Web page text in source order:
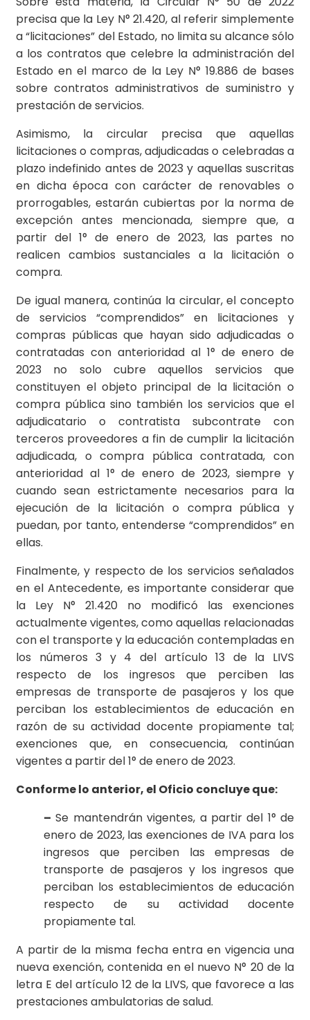
precisa que la Ley N° 21.420, al referir simplemente
a “licitaciones” del Estado, no limita su alcance sólo
a los contratos que celebre la administración del
Estado en el marco de la Ley N° 19.886 de bases
sobre contratos administrativos de suministro y
prestación de servicios.
Asimismo, la circular precisa que aquellas
licitaciones o compras, adjudicadas o celebradas a
plazo indefinido antes de 2023 y aquellas suscritas
en dicha época con carácter de renovables o
prorrogables, estarán cubiertas por la norma de
excepción antes mencionada, siempre que, a
partir del 1° de enero de 2023, las partes no
realicen cambios sustanciales a la licitación o
compra.
De igual manera, continúa la circular, el concepto
de servicios “comprendidos” en licitaciones y
compras públicas que hayan sido adjudicadas o
contratadas con anterioridad al 1° de enero de
2023 no solo cubre aquellos servicios que
constituyen el objeto principal de la licitación o
compra pública sino también los servicios que el
adjudicatario o contratista subcontrate con
terceros proveedores a fin de cumplir la licitación
adjudicada, o compra pública contratada, con
anterioridad al 1° de enero de 2023, siempre y
cuando sean estrictamente necesarios para la
ejecución de la licitación o compra pública y
puedan, por tanto, entenderse “comprendidos” en
ellas.
Finalmente, y respecto de los servicios señalados
en el Antecedente, es importante considerar que
la Ley N° 21.420 no modificó las exenciones
actualmente vigentes, como aquellas relacionadas
con el transporte y la educación contempladas en
los números 3 y 4 del artículo 13 de la LIVS
respecto de los ingresos que perciben las
empresas de transporte de pasajeros y los que
perciban los establecimientos de educación en
razón de su actividad docente propiamente tal;
exenciones que, en consecuencia, continúan
vigentes a partir del 1° de enero de 2023.
Conforme lo anterior, el Oficio concluye que:
– Se mantendrán vigentes, a partir del 1° de
enero de 2023, las exenciones de IVA para los
ingresos que perciben las empresas de
transporte de pasajeros y los ingresos que
perciban los establecimientos de educación
respecto de su actividad docente
propiamente tal.
A partir de la misma fecha entra en vigencia una
nueva exención, contenida en el nuevo N° 20 de la
letra E del artículo 12 de la LIVS, que favorece a las
prestaciones ambulatorias de salud.